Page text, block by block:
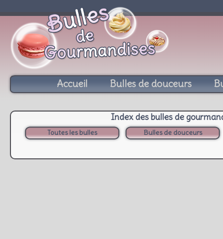
Accueil Bulles de douceurs
Index des bulles de
Toutes les bulles Bulles de douceurs